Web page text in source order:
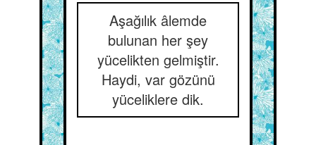
Aşağılık âlemde
bulunan her şey
yücelikten gelmiştir.
Haydi, var gözünü
yüceliklere dik.